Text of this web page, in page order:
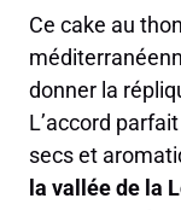
Ce cake au
donner la
L’accord
secs et
la vallée de la